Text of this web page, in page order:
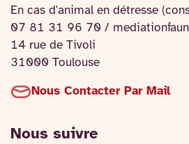
En cas d'animal en détresse
07 81 31 96 70 /
14 rue de Tivoli
31000 Toulouse
Nous Contacter Par Mail
Nous suivre